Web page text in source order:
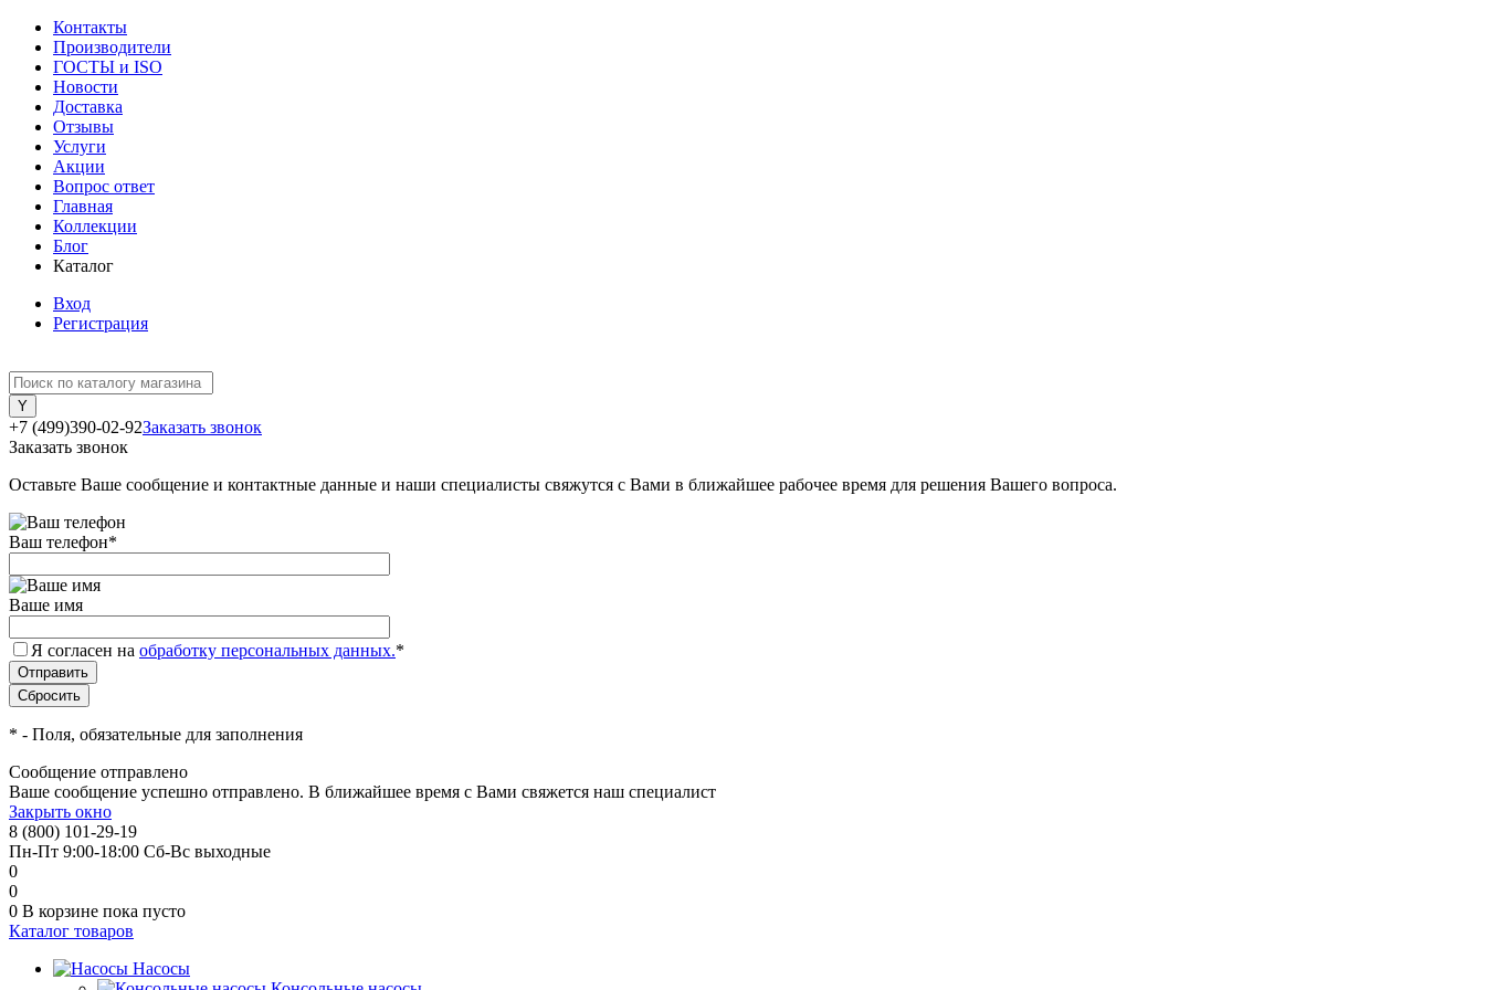
Контакты
Производители
ГОСТЫ и ISO
Новости
Доставка
Отзывы
Услуги
Акции
Вопрос ответ
Главная
Коллекции
Блог
Каталог
Вход
Регистрация
+7 (499)390-02-92Заказать звонок
Заказать звонок
Оставьте Ваше сообщение и контактные данные и наши специалисты свяжутся с Вами в ближайшее рабочее время для решения Вашего вопроса.
Ваш телефон*
Ваше имя
Я согласен на обработку персональных данных.*
* - Поля, обязательные для заполнения
Сообщение отправлено
Ваше сообщение успешно отправлено. В ближайшее время с Вами свяжется наш специалист
Закрыть окно
8 (800) 101-29-19
Пн-Пт 9:00-18:00 Сб-Вс выходные
0
0
0 В корзине пока пусто
Каталог товаров
Насосы